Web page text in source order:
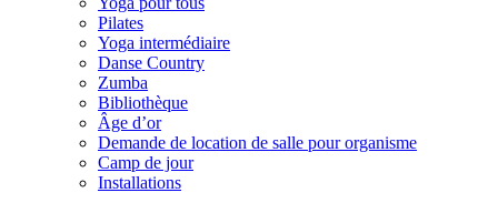
Pilates
Yoga intermédiaire
Danse Country
Zumba
Bibliothèque
Âge d’or
Demande de location de salle pour organisme
Camp de jour
Installations